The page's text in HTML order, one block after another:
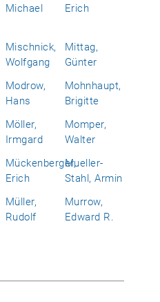
Michael
Erich
Mischnick,
Wolfgang
Mittag,
Günter
Modrow,
Hans
Mohnhaupt,
Brigitte
Möller,
Irmgard
Momper,
Walter
Mückenberger,
Erich
Mueller-
Stahl, Armin
Müller,
Rudolf
Murrow,
Edward R.